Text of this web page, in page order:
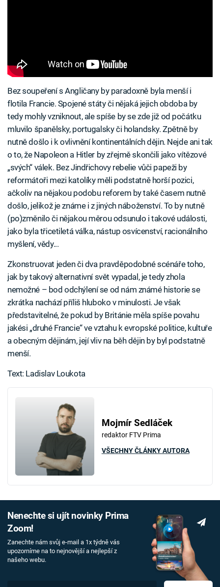
Bez soupeření s Angličany by paradoxně byla menší i
flotila Francie. Spojené státy či nějaká jejich obdoba by
tedy mohly vzniknout, ale spíše by se zde již od počátku
mluvilo španělsky, portugalsky či holandsky. Zpětně by
nutně došlo i k ovlivnění kontinentálních dějin. Nejde ani tak
o to, že Napoleon a Hitler by zřejmě skončili jako vítězové
„svých“ válek. Bez Jindřichovy rebelie vůči papeži by
reformátoři mezi katolíky měli podstatně horší pozici,
ačkoliv na nějakou podobu reforem by také časem nutně
došlo, jelikož je známe i z jiných náboženství. To by nutně
(po)změnilo či nějakou měrou odsunulo i takové události,
jako byla třicetiletá válka, nástup osvícenství, racionálního
myšlení, vědy...
Zkonstruovat jeden či dva pravděpodobné scénáře toho,
jak by takový alternativní svět vypadal, je tedy zhola
nemožné – bod odchýlení se od nám známé historie se
zkrátka nachází příliš hluboko v minulosti. Je však
představitelné, že pokud by Británie měla spíše povahu
jakési „druhé Francie“ ve vztahu k evropské politice, kultuře
a obecným dějinám, její vliv na běh dějin by byl podstatně
menší.
Text: Ladislav Loukota
Mojmír Sedláček
redaktor FTV Prima
VŠECHNY ČLÁNKY AUTORA
Nenechte si ujít novinky Prima
Zoom!
Zanechte nám svůj e-mail a 1x týdně vás
upozorníme na to nejnovější a nejlepší z
našeho webu.